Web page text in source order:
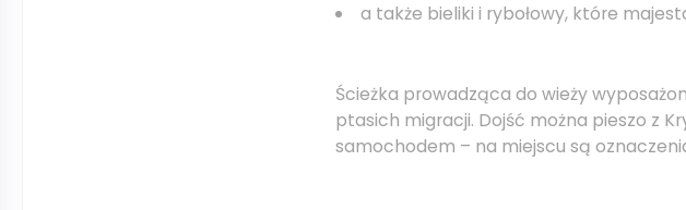
a także bieliki i rybołowy, które
Ścieżka prowadząca do wieży
ptasich migracji. Dojść można pieszo z
samochodem – na miejscu są